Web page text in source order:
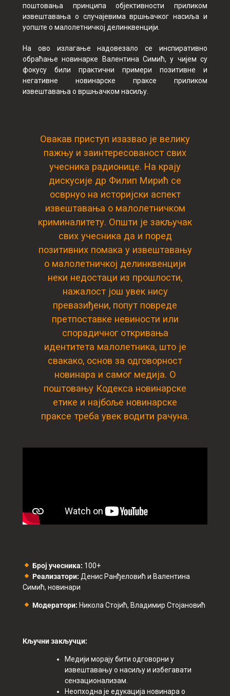
поштовања принципа објективности приликом
извештавања о случајевима вршњачког насиља и
уопште о малолетничкој делинквенцији.
На ово излагање надовезало се инспиративно
обраћање новинарке Валентина Симић, у чијем су
фокусу били практични примери позитивне и
негативне новинарске праксе приликом
извештавања о вршњачком насиљу.
Овакав приступ изазвао је велику
пажњу и заинтересованост свих
учесника радионице. На крају
дискусије др Филип Мирић се
осврнуо на историјски аспект
извештавања о малолетничком
криминалитету. Општи је закључак
свих учесника да и поред
позитивних помака у извештавању
о малолетничкој делинквенцији
неки недостаци из прошлости,
нажалост још увек нису
превазиђени, попут повреде
претпоставке невиности или
спорадичног откривања
идентитета малолетника, што је
свакако, основ за одговорност
новинара и самог медија. О
поштовању Кодекса новинарске
етике и најбоље новинарске
праксе треба увек водити рачуна.
Број учесника: 100+
Реализатори: Денис Ранђеловић и Валентина
Симић, новинари
Модератори: Никола Стојић, Владимир Стојановић
Кључни закључци:
Медији морају бити одговорни у
извештавању о насиљу и избегавати
сензационализам.
Неопходна је едукација новинара о